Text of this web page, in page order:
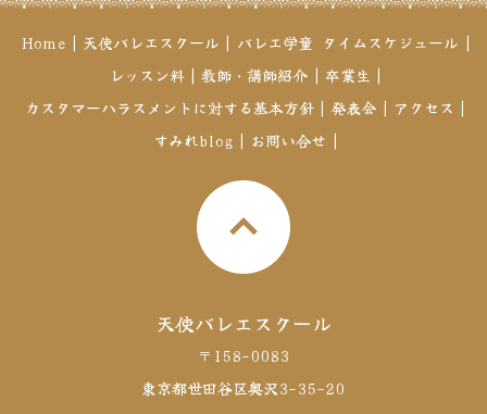
Home | 天使バレエスクール | バレエ学童 タイムスケジュール |
レッスン料 | 教師・講師紹介 | 卒業生 |
カスタマーハラスメントに対する基本方針 | 発表会 | アクセス |
すみれblog | お問い合せ |
天使バレエスクール
〒158-0083
東京都世田谷区奥沢3-35-20